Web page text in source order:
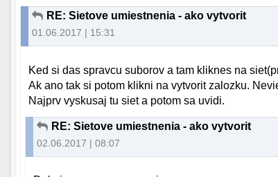
RE: Sietove umiestnenia - ako vytvorit
01.06.2017 | 15:31
Ked si das spravcu suborov a tam kliknes na
Ak ano tak si potom klikni na vytvorit zalozku.
Najprv vyskusaj tu siet a potom sa uvidi.
RE: Sietove umiestnenia - ako vytvorit
02.06.2017 | 08:07